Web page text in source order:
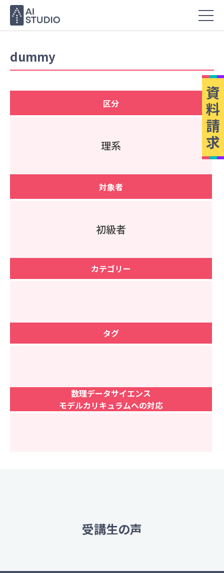
資
料
請
求
dummy
区分
理系
対象者
初級者
カテゴリー
タグ
数理データサイエンス
モデルカリキュラムへの対応
受講生の声